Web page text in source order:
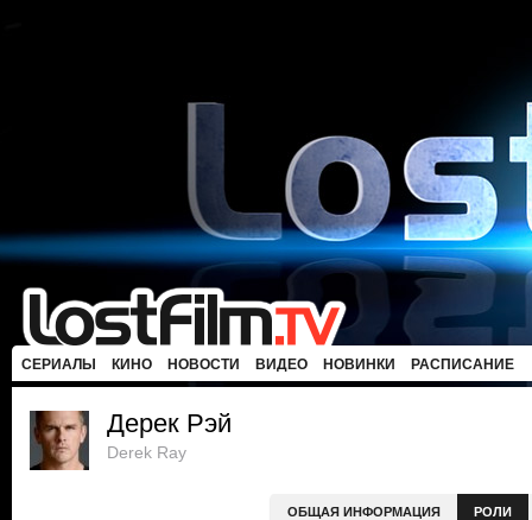
СЕРИАЛЫ КИНО НОВОСТИ ВИДЕО НОВИНКИ РАСПИСАНИЕ
Дерек Рэй
Derek Ray
ОБЩАЯ ИНФОРМАЦИЯ РОЛИ